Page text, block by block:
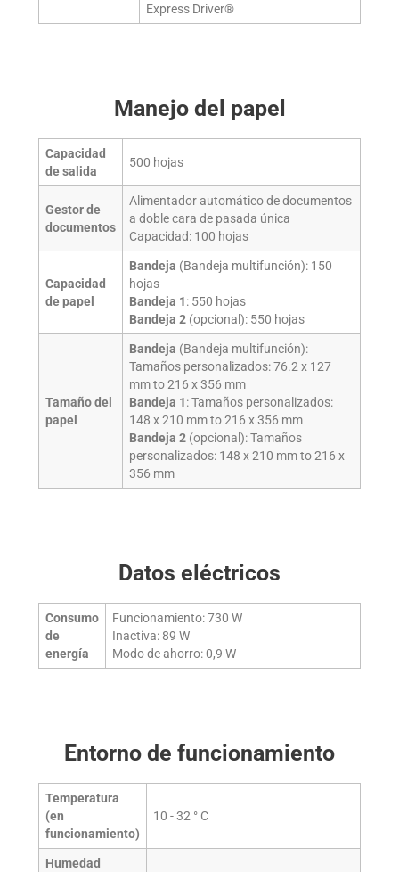
Express Driver®
Manejo del papel
Capacidad
de salida
500 hojas
Gestor de
documentos
Alimentador automático de documentos
a doble cara de pasada única
Capacidad: 100 hojas
Capacidad
de papel
Bandeja (Bandeja multifunción): 150
hojas
Bandeja 1: 550 hojas
Bandeja 2(opcional): 550 hojas
Tamaño del
papel
Bandeja (Bandeja multifunción):
Tamaños personalizados: 76.2 x 127
mm to 216 x 356 mm
Bandeja 1: Tamaños personalizados:
148 x 210 mm to 216 x 356 mm
Bandeja 2(opcional): Tamaños
personalizados: 148 x 210 mm to 216 x
356 mm
Datos eléctricos
Consumo
de
energía
Funcionamiento:730 W
Inactiva:89 W
Modo de ahorro:0,9 W
Entorno de funcionamiento
Temperatura
(en
funcionamiento)
10 - 32 ° C
Humedad